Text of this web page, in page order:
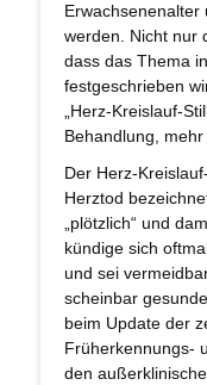
werden. Nicht nur
dass das Thema
festgeschrieben
„Herz-Kreislauf-
Behandlung,
Der Herz-
Herztod
„plötzlich“ und
kündige sich
und sei
scheinbar
beim Update der
Früherkennungs-
den